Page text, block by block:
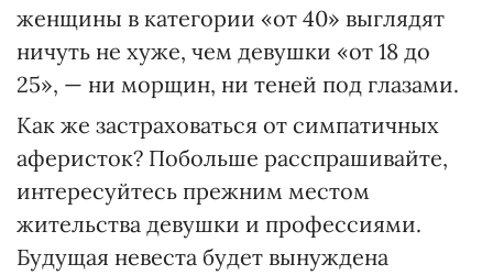
женщины в категории «от 40» выглядят
ничуть не хуже, чем девушки «от 18 до
25», — ни морщин, ни теней под глазами.
Как же застраховаться от симпатичных
аферисток? Побольше расспрашивайте,
интересуйтесь прежним местом
жительства девушки и профессиями.
Будущая невеста будет вынуждена